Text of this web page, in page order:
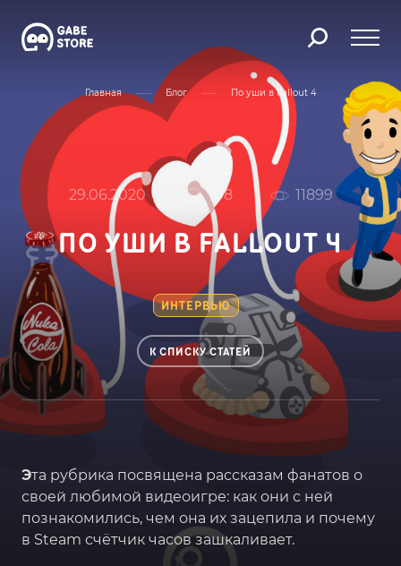
Главная Блог По уши в Fallout 4
29.06.2020 108 11899
ПО УШИ В FALLOUT 4
ИНТЕРВЬЮ
К СПИСКУ СТАТЕЙ
Эта рубрика посвящена рассказам фанатов о
своей любимой видеоигре: как они с ней
познакомились, чем она их зацепила и почему
в Steam счётчик часов зашкаливает.